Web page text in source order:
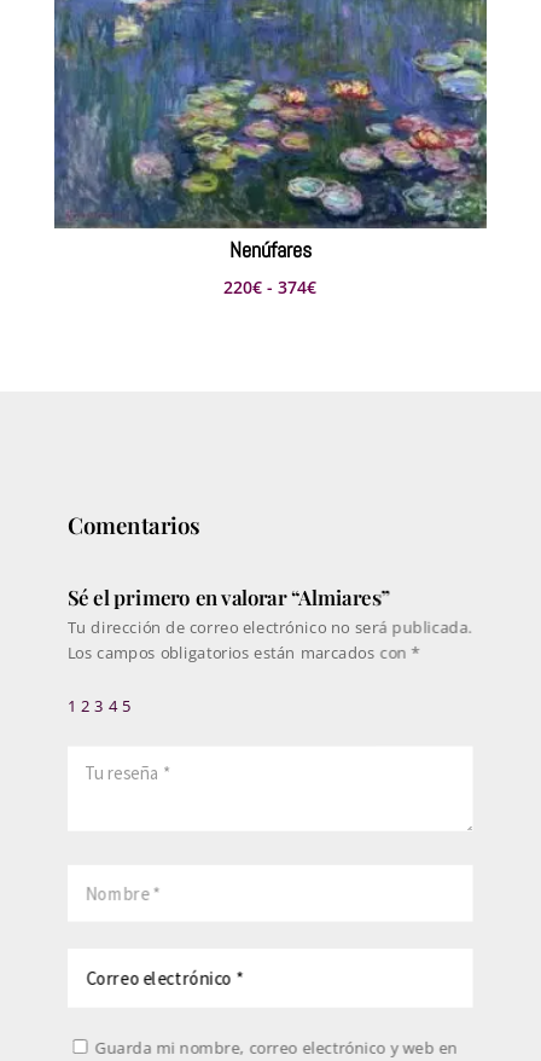
Nenúfares
220€ - 374€Rango
Comentarios
Sé el primero en valorar “Almiares”
Tu dirección de correo electrónico no será publicada.
Los campos obligatorios están marcados con*
1 2 3 4 5
Guarda mi nombre, correo electrónico y web en